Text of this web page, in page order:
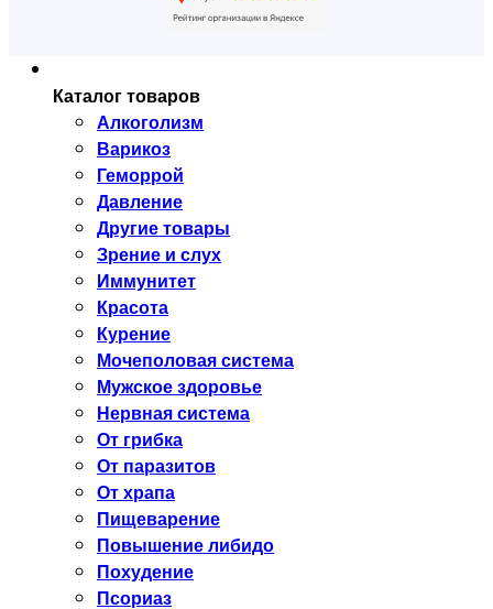
Каталог товаров
Алкоголизм
Варикоз
Геморрой
Давление
Другие товары
Зрение и слух
Иммунитет
Красота
Курение
Мочеполовая система
Мужское здоровье
Нервная система
От грибка
От паразитов
От храпа
Пищеварение
Повышение либидо
Похудение
Псориаз